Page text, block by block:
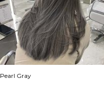
Pearl Gray